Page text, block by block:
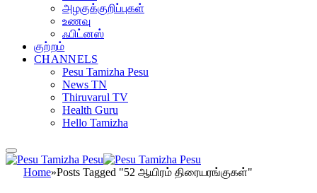
அழகுக்குறிப்புகள்
உணவு
ஃபிட்னஸ்
குற்றம்
CHANNELS
Pesu Tamizha Pesu
News TN
Thiruvarul TV
Health Guru
Hello Tamizha
Home»Posts Tagged "52 ஆயிரம் திரையரங்குகள்"